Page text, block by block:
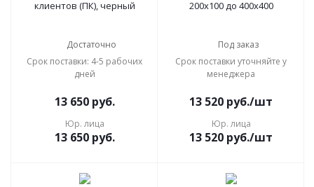
клиентов (ПК), черный
Достаточно
Срок поставки: 4-5 рабочих
дней
13 650руб.
Юр. лица
13 650руб.
200х100 до 400х400
Под заказ
Срок поставки уточняйте у
менеджера
13 520 руб./шт
Юр. лица
13 520 руб./шт